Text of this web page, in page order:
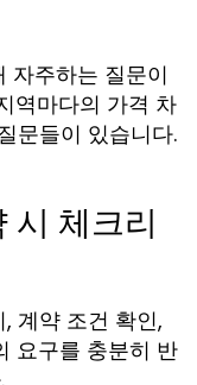
자주하는 질문이
역마다의 가격 차
문들이 있습니다.
시 체크리
계약 조건 확인,
요구를 충분히 반